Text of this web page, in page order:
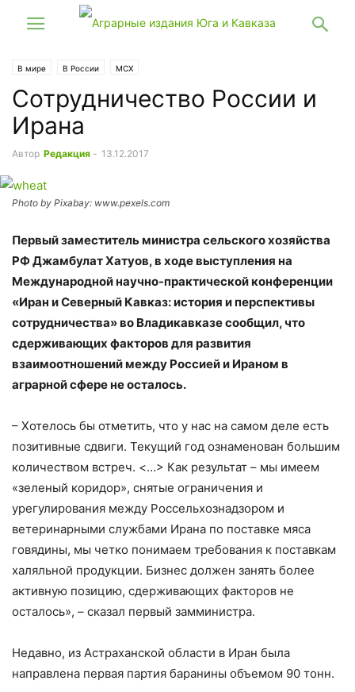
В мире В России МСХ
Сотрудничество России и
Ирана
Автор Редакция - 13.12.2017
Photo by Pixabay: www.pexels.com
Первый заместитель министра сельского хозяйства
РФ Джамбулат Хатуов, в ходе выступления на
Международной научно-практической конференции
«Иран и Северный Кавказ: история и перспективы
сотрудничества» во Владикавказе сообщил, что
сдерживающих факторов для развития
взаимоотношений между Россией и Ираном в
аграрной сфере не осталось.
– Хотелось бы отметить, что у нас на самом деле есть
позитивные сдвиги. Текущий год ознаменован большим
количеством встреч. <…> Как результат – мы имеем
«зеленый коридор», снятые ограничения и
урегулирования между Россельхознадзором и
ветеринарными службами Ирана по поставке мяса
говядины, мы четко понимаем требования к поставкам
халяльной продукции. Бизнес должен занять более
активную позицию, сдерживающих факторов не
осталось», – сказал первый замминистра.
Недавно, из Астраханской области в Иран была
направлена первая партия баранины объемом 90 тонн.